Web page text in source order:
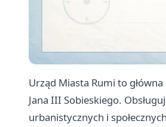
Urząd Miasta Rumi to
Jana III Sobieskiego.
urbanistycznych i